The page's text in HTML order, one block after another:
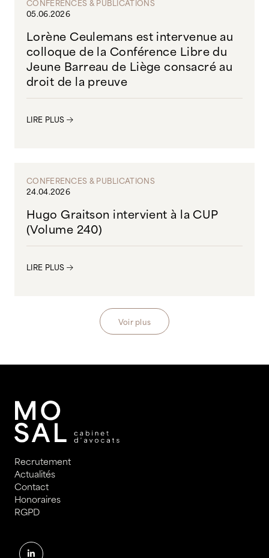
CONFERENCES & PUBLICATIONS
05.06.2026
Lorène Ceulemans est intervenue au
colloque de la Conférence Libre du
Jeune Barreau de Liège consacré au
droit de la preuve
LIRE PLUS
CONFERENCES & PUBLICATIONS
24.04.2026
Hugo Graitson intervient à la CUP
(Volume 240)
LIRE PLUS
Voir plus
Recrutement
Actualités
Contact
Honoraires
RGPD